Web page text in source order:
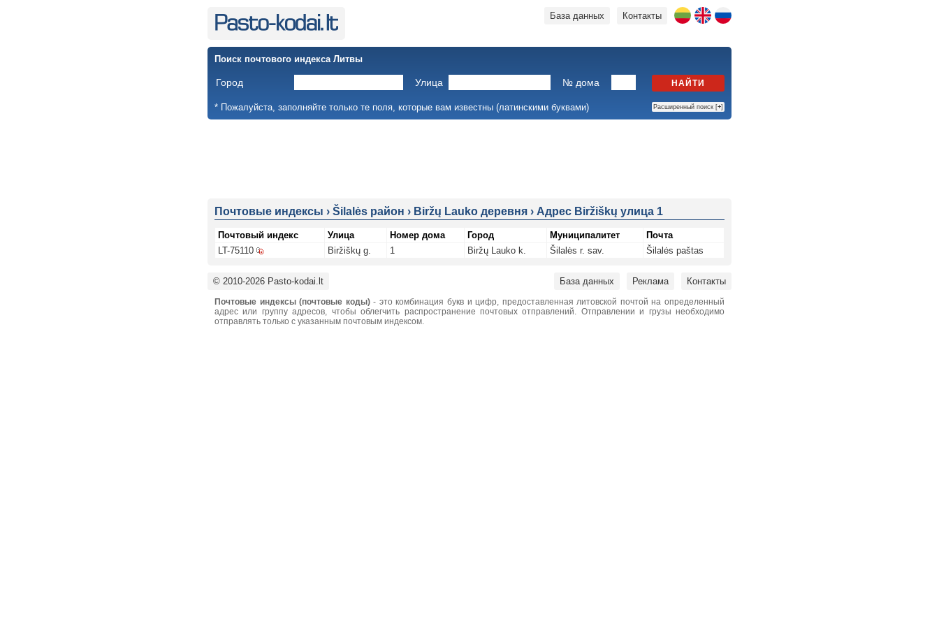
Контакты
База данных
Поиск почтового индекса Литвы
Город Улица № дома НАЙТИ
* Пожалуйста, заполняйте только те поля, которые вам известны (латинскими буквами) Расширенный поиск [+]
Почтовые индексы › Šilalės район › Biržų Lauko деревня › Адрес Biržiškų улица 1
Почтовый индекс Улица Номер дома Город Муниципалитет
Почта
LT-75110
Biržiškų g. 1 Biržų Lauko k. Šilalės r. sav. Šilalės paštas
© 2010-2026 Pasto-kodai.lt База данных Реклама Контакты
Почтовые индексы (почтовые коды)- это комбинация букв и цифр, предоставленная литовской почтой на определенный
адрес или группу адресов, чтобы облегчить распространение почтовых отправлений. Отправлении и грузы необходимо
отправлять только с указанным почтовым индексом.